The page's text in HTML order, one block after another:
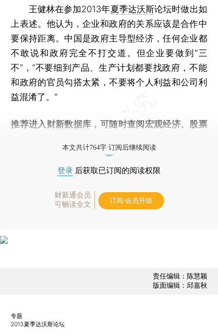
王健林在参加2013年夏季达沃斯论坛时做出如
上表述。他认为，企业和政府的关系应该是合作中
要保持距离。中国是政府主导型经济，任何企业都
不敢说和政府完全不打交道。但企业要做到“三
不”，“不要细到产品、生产计划都要找政府，不能
和政府的官员勾搭太紧，不要将个人利益和公司利
益混淆了。”
推荐进入 财新数据库 ，可随时查阅宏观经济、股票
本文共计764字 订阅后继续阅读
登录 后获取已订阅的阅读权限
财新通会员
可畅读全文
订阅/会员升级
责任编辑：陈慧颖
版面编辑：邱嘉秋
专题
2013夏季达沃斯论坛